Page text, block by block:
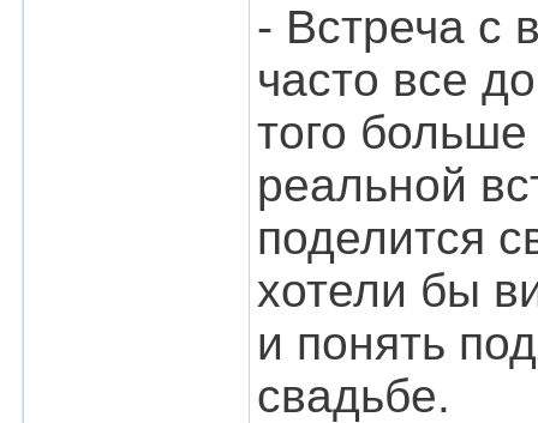
- Встреча с
часто все
того
реальной
поделится
хотели бы
и понять
свадьбе.